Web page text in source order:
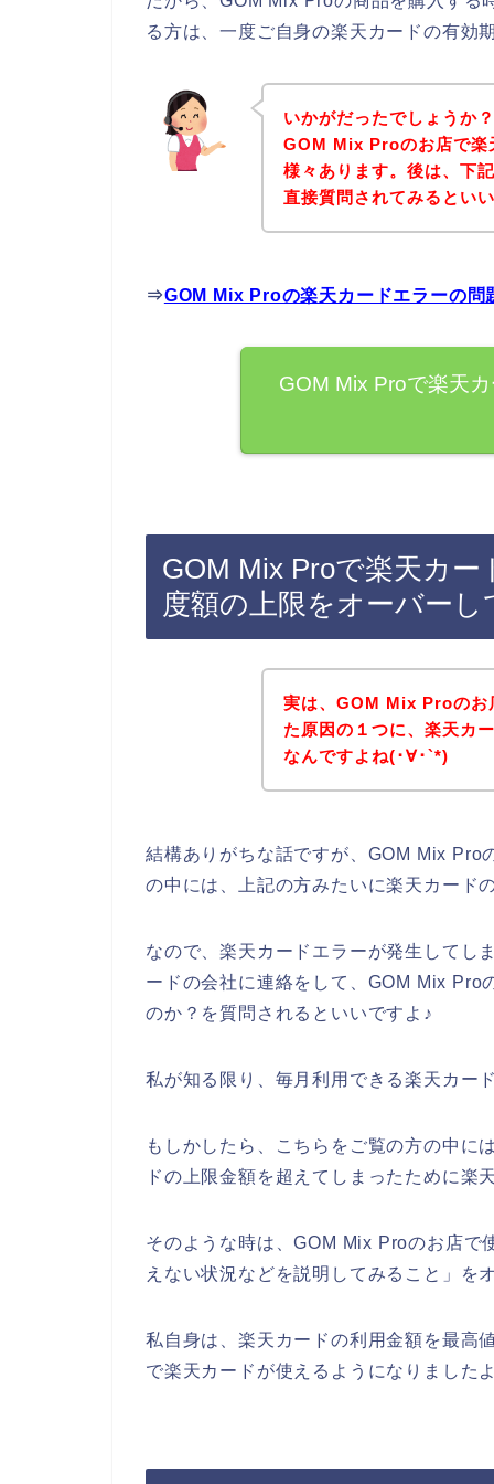
る方は、一度ご自身の楽天カードの有効
いかがだったでしょうか
GOM Mix Proのお店で楽
様々あります。後は、下
直接質問されてみるとい
⇒GOM Mix Proの楽天カードエラーの問
GOM Mix Proで楽天
GOM Mix Proで楽天カ
度額の上限をオーバーし
実は、GOM Mix Proのお
た原因の１つに、楽天カ
なんですよね(･∀･`*)
結構ありがちな話ですが、GOM Mix Pro
の中には、上記の方みたいに楽天カード
なので、楽天カードエラーが発生してし
ードの会社に連絡をして、GOM Mix Pro
のか？を質問されるといいですよ♪
私が知る限り、毎月利用できる楽天カー
もしかしたら、こちらをご覧の方の中に
ドの上限金額を超えてしまったために楽
そのような時は、GOM Mix Proのお店で
えない状況などを説明してみること」を
私自身は、楽天カードの利用金額を最高
で楽天カードが使えるようになりました